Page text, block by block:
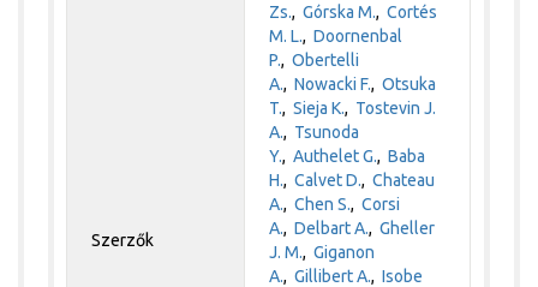
Szerzők
Zs.,Górska M.,Cortés
M. L.,Doornenbal
P.,Obertelli
A.,Nowacki F.,Otsuka
T.,Sieja K., Tostevin J.
A., Tsunoda
Y.,Authelet G.,Baba
H.,Calvet D.,Chateau
A.,Chen S.,Corsi
A.,Delbart A.,Gheller
J. M.,Giganon
A.,Gillibert A.,Isobe